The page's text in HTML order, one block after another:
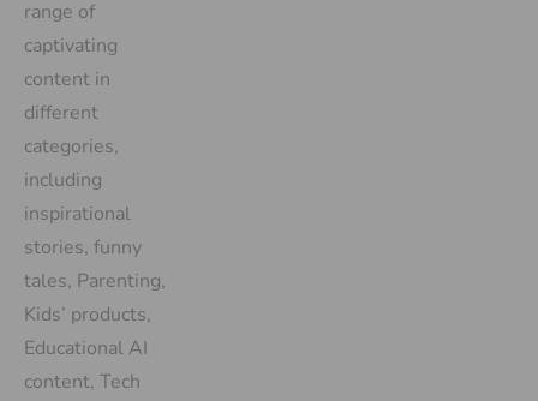
range of
captivating
content in
different
categories,
including
inspirational
stories, funny
tales, Parenting,
Kids’ products,
Educational AI
content, Tech